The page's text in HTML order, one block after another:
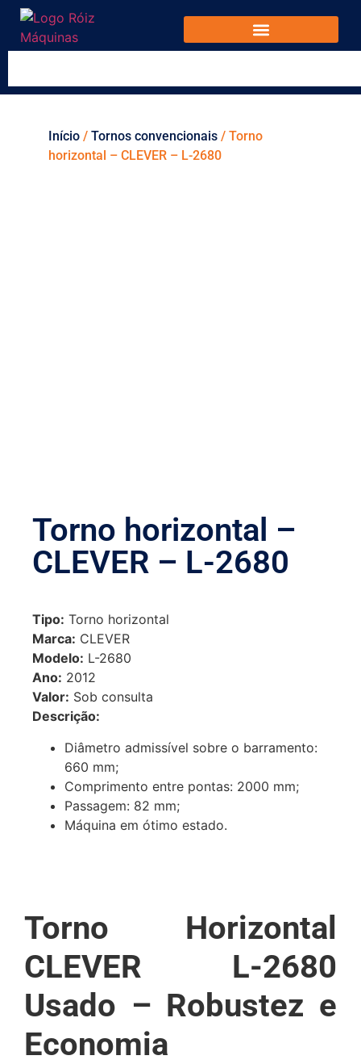
Início / Tornos convencionais / Torno
horizontal – CLEVER – L-2680
Torno horizontal –
CLEVER – L-2680
Tipo: Torno horizontal
Marca: CLEVER
Modelo: L-2680
Ano: 2012
Valor: Sob consulta
Descrição:
Diâmetro admissível sobre o barramento:
660 mm;
Comprimento entre pontas: 2000 mm;
Passagem: 82 mm;
Máquina em ótimo estado.
Torno Horizontal
CLEVER L-2680
Usado – Robustez e
Economia